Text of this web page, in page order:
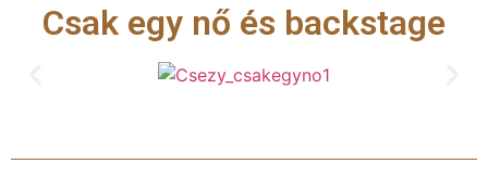
Csak egy nő és backstage